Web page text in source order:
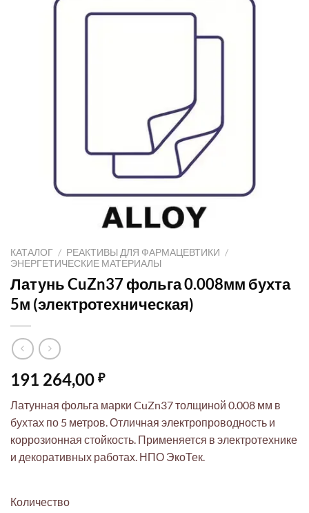
КАТАЛОГ / РЕАКТИВЫ ДЛЯ ФАРМАЦЕВТИКИ /
ЭНЕРГЕТИЧЕСКИЕ МАТЕРИАЛЫ
Латунь CuZn37 фольга 0.008мм бухта
5м (электротехническая)
191 264,00 ₽
Латунная фольга марки CuZn37 толщиной 0.008 мм в
бухтах по 5 метров. Отличная электропроводность и
коррозионная стойкость. Применяется в электротехнике
и декоративных работах. НПО ЭкоТек.
Количество